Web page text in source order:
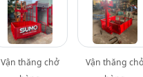
Vận thăng chở
Vận thăng